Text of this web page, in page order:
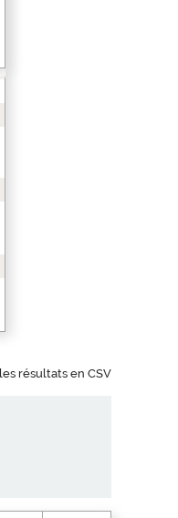
résultats en CSV